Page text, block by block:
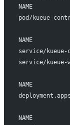
NAME
pod/kueue-
NAME
service/
service/
NAME
NAME